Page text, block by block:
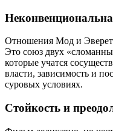
Отношения Мод и
Это союз двух
которые учатся
власти, зависимость и
суровых условиях.
Стойкость и